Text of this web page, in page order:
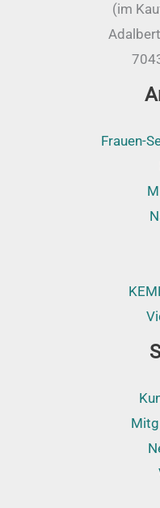
(im
Frauen-